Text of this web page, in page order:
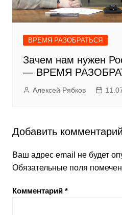
ВРЕМЯ РАЗОБРАТЬСЯ
Зачем нам нужен
— ВРЕМЯ
Алексей Рябков
Добавить комментарий
Ваш адрес email не будет
Обязательные поля
Комментарий *